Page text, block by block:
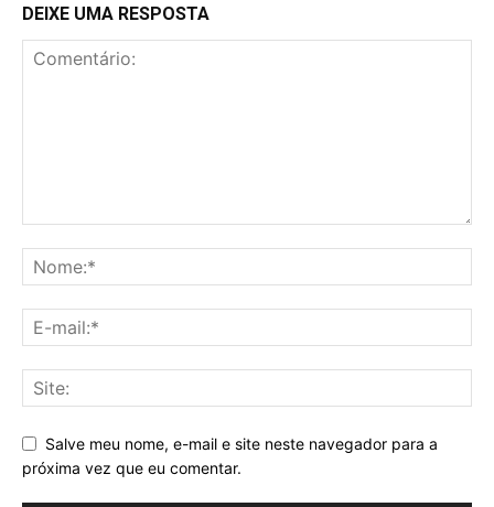
DEIXE UMA RESPOSTA
Salve meu nome, e-mail e site neste navegador para a
próxima vez que eu comentar.